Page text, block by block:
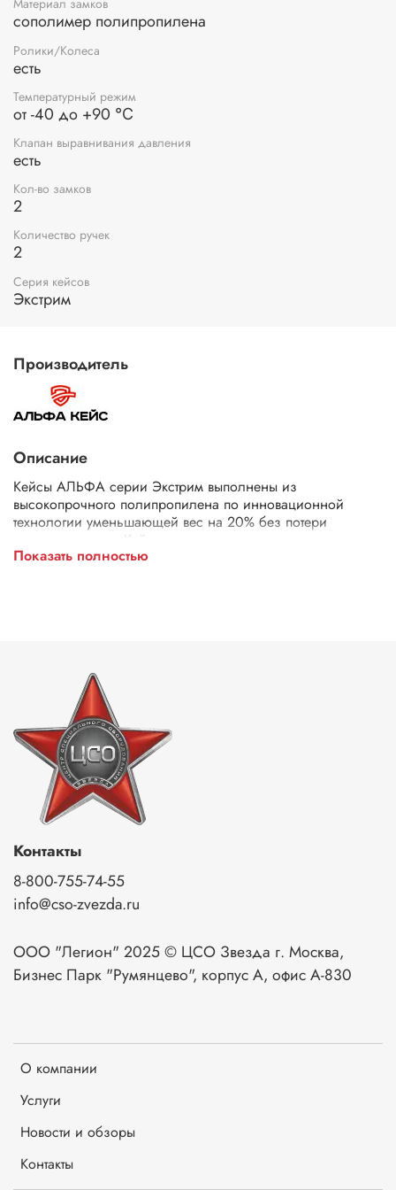
Материал замков
сополимер полипропилена
Ролики/Колеса
есть
Температурный режим
от -40 до +90 ℃
Клапан выравнивания давления
есть
Кол-во замков
2
Количество ручек
2
Серия кейсов
Экстрим
Производитель
Описание
Кейсы АЛЬФА серии Экстрим выполнены из
высокопрочного полипропилена по инновационной
технологии уменьшающей вес на 20% без потери
ударопрочности. Кейс сохраняет пользовательские
свойства при температурных режимах от -40 до +90 ℃.
Показать полностью
О компании
Услуги
Новости и обзоры
Контакты
Контакты
8-800-755-74-55
info@cso-zvezda.ru
ООО "Легион" 2025 © ЦСО Звезда г. Москва,
Бизнес Парк "Румянцево", корпус А, офис А-830